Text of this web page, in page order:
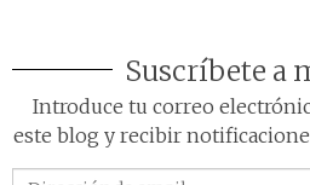
Suscríbete a
Introduce tu correo
este blog y recibir